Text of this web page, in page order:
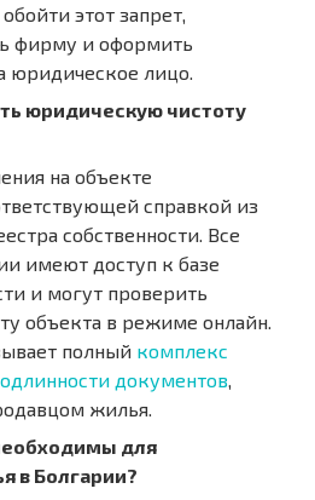
этот запрет,
фирму и оформить
юридическое лицо.
юридическую чистоту
на объекте
справкой из
собственности. Все
имеют доступ к базе
и могут проверить
объекта в режиме онлайн.
полный комплекс
документов,
жилья.
для
в Болгарии?